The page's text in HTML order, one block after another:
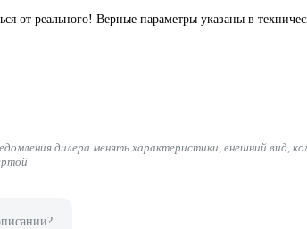
от реального! Верные параметры указаны в
дилера менять характеристики, внешний вид,